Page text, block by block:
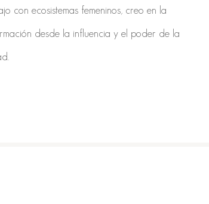
con ecosistemas femeninos, creo en la
desde la influencia y el poder de la